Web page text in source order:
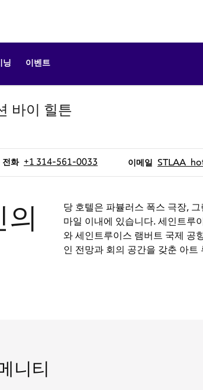
닝 이벤트
바이 힐튼
전화
전화 +1 314-561-0033 이메일
이메일
당 호텔은 파뷸러스 폭스 극장,
마일 이내에 있습니다. 세인트루
와 세인트루이스 램버트 국제 공
인 전망과 회의 공간을 갖춘 아
니티